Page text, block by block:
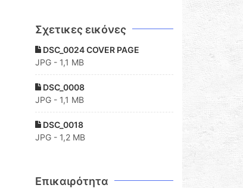
Σχετικες εικόνες
DSC_0024 COVER PAGE
JPG - 1,1 MB
DSC_0008
JPG - 1,1 MB
DSC_0018
JPG - 1,2 MB
Επικαιρότητα